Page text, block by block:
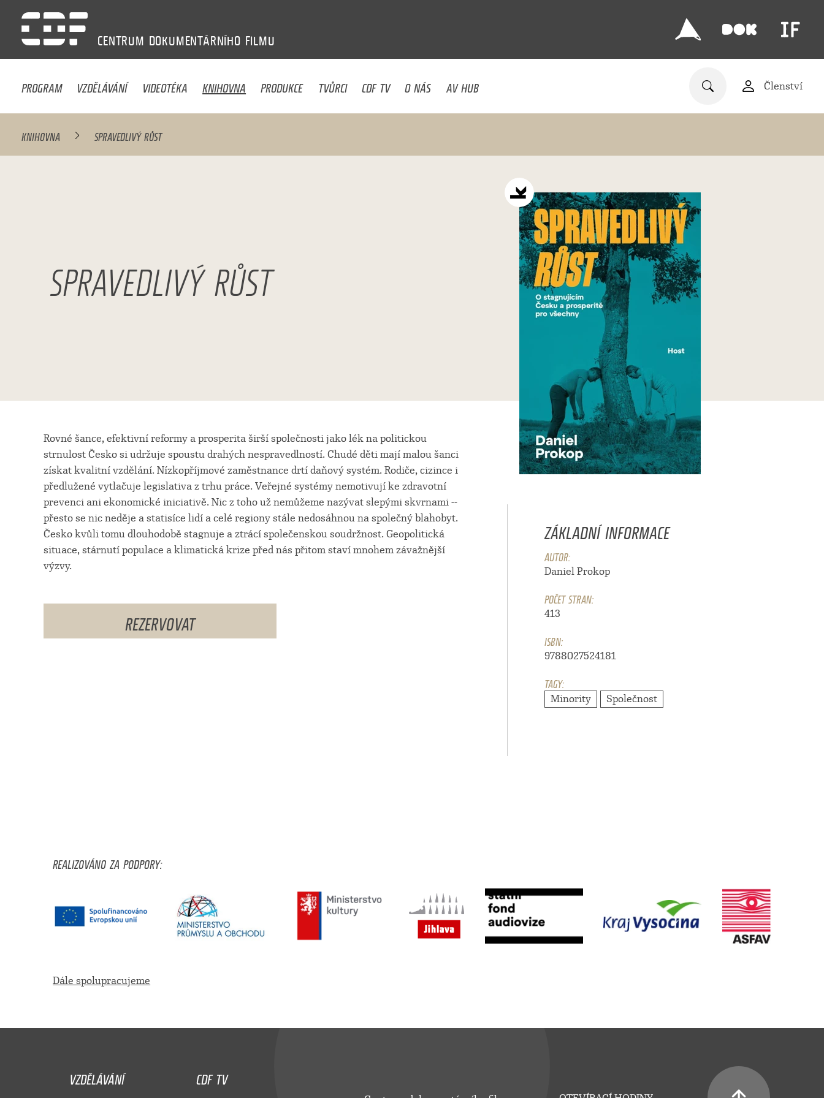
CENTRUM DOKUMENTÁRNÍHO FILMU
PROGRAM VZDĚLÁVÁNÍ VIDEOTÉKA KNIHOVNA PRODUKCE TVŮRCI CDF TV O NÁS AV HUB Členství
KNIHOVNA SPRAVEDLIVÝ RŮST
SPRAVEDLIVÝ RŮST
Rovné šance, efektivní reformy a prosperita širší společnosti jako lék na politickou
strnulost Česko si udržuje spoustu drahých nespravedlností. Chudé děti mají malou šanci
získat kvalitní vzdělání. Nízkopříjmové zaměstnance drtí daňový systém. Rodiče, cizince i
předlužené vytlačuje legislativa z trhu práce. Veřejné systémy nemotivují ke zdravotní
prevenci ani ekonomické iniciativě. Nic z toho už nemůžeme nazývat slepými skvrnami --
přesto se nic neděje a statisíce lidí a celé regiony stále nedosáhnou na společný blahobyt.
Česko kvůli tomu dlouhodobě stagnuje a ztrácí společenskou soudržnost. Geopolitická
situace, stárnutí populace a klimatická krize před nás přitom staví mnohem závažnější
výzvy.
ZÁKLADNÍ INFORMACE
AUTOR:
Daniel Prokop
POČET STRAN:
413
ISBN:
9788027524181
TAGY:
Minority Společnost
REZERVOVAT
REALIZOVÁNO ZA PODPORY:
Dále spolupracujeme
VZDĚLÁVÁNÍ
CDF TV